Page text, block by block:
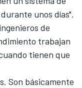
unos días".
de
trabajan
tienen que
Son básicamente